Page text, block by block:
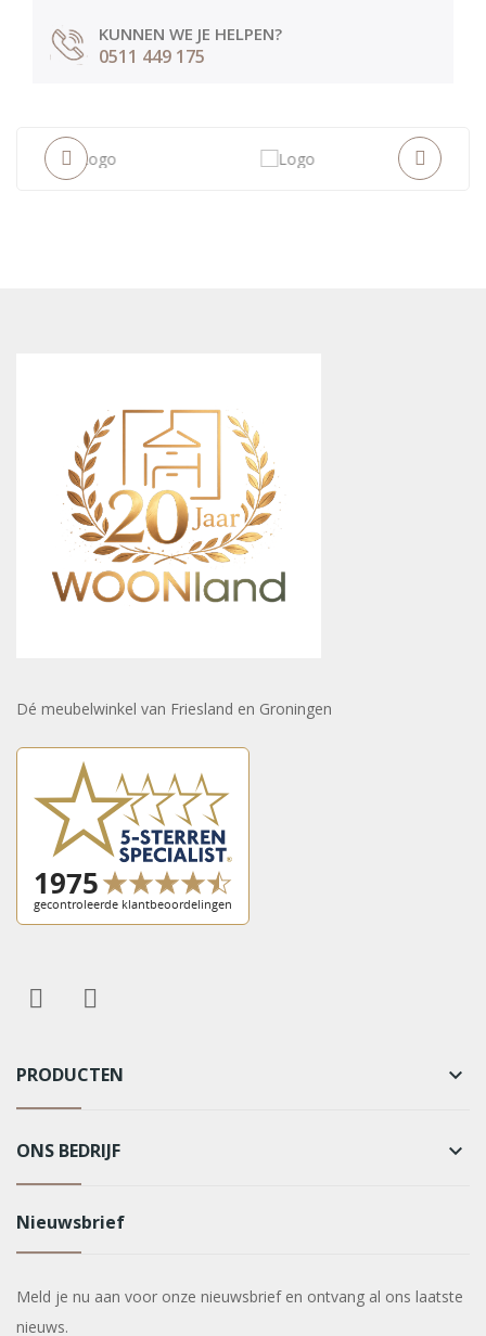
KUNNEN WE JE HELPEN?
0511 449 175
Dé meubelwinkel van Friesland en Groningen
PRODUCTEN keyboard_arrow_down
ONS BEDRIJF keyboard_arrow_down
Nieuwsbrief
Meld je nu aan voor onze nieuwsbrief en ontvang al ons laatste
nieuws.